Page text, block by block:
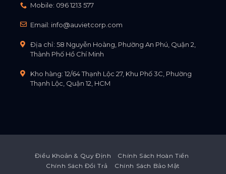
Mobile: 096 1213 577
Email: info@auvietcorp.com
Địa chỉ: 58 Nguyễn Hoàng, Phường An Phú, Quận 2,
Thành Phố Hồ Chí Minh
Kho hàng: 12/64 Thạnh Lộc 27, Khu Phố 3C, Phường
Thạnh Lộc, Quận 12, HCM
Điều Khoản & Quy Định
Chính Sách Hoàn Tiền
Chính Sách Đổi Trả
Chính Sách Bảo Mật